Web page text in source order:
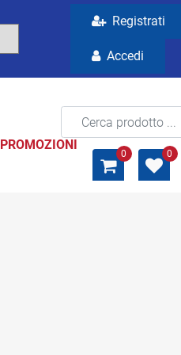
Registrati
Accedi
PROMOZIONI
La modifica di un filtro
0 0